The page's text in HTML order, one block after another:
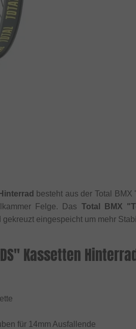
besteht aus der Total
Felge. Das Total BMX
eingespeicht um mehr
Kassetten
für 14mm Ausfallende